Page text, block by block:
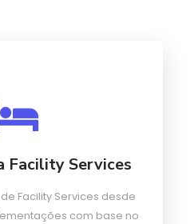
Facility Services
Facility Services desde
com base no